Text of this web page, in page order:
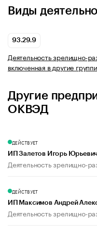
Виды
93.29.9
Деятельность зрелищно-
включенная в другие
Другие
ОКВЭД
ДЕЙСТВУЕТ
ИП Залетов Игорь Юрьевич
Деятельность зрелищно-
ДЕЙСТВУЕТ
ИП Максимов Андрей
Деятельность зрелищно-